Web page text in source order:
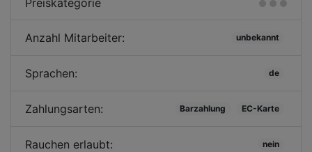
Preiskategorie
Anzahl Mitarbeiter: unbekannt
Sprachen: de
Zahlungsarten: Barzahlung EC-Karte
Rauchen erlaubt: nein